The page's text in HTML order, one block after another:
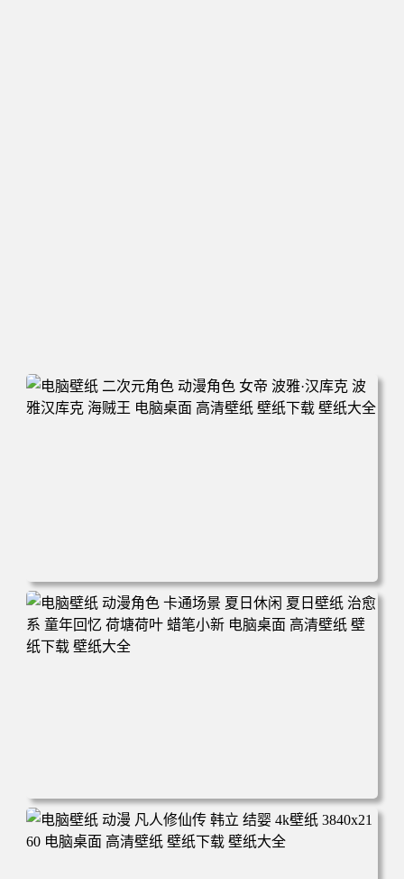
电脑壁纸 二次元角色 动漫角色 女帝 波雅·汉库克 波雅汉库
克 海贼王 电脑桌面 高清壁纸 壁纸下载 壁纸大全
电脑壁纸 动漫角色 卡通场景 夏日休闲 夏日壁纸 治愈系 童
年回忆 荷塘荷叶 蜡笔小新 电脑桌面 高清壁纸 壁纸下载 壁